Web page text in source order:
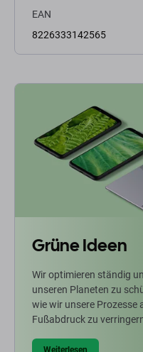
EAN
8226333142565
Grüne Ideen
Wir optimieren ständig
unseren Planeten zu
wie wir unsere Prozesse
Fußabdruck zu
Weiterlesen